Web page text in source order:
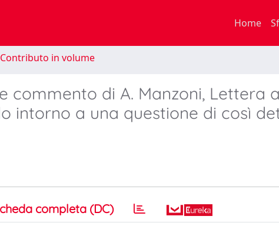
Home
in volume
commento di A. Manzoni, Lettera
intorno a una questione di così
completa (DC)